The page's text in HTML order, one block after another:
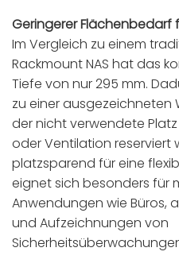
Geringerer Flächenbedarf
Im Vergleich zu einem
Rackmount NAS hat das
Tiefe von nur 295 mm.
zu einer ausgezeichneten
der nicht verwendete
oder Ventilation reserviert
platzsparend für eine
eignet sich besonders für
Anwendungen wie Büros,
und Aufzeichnungen von